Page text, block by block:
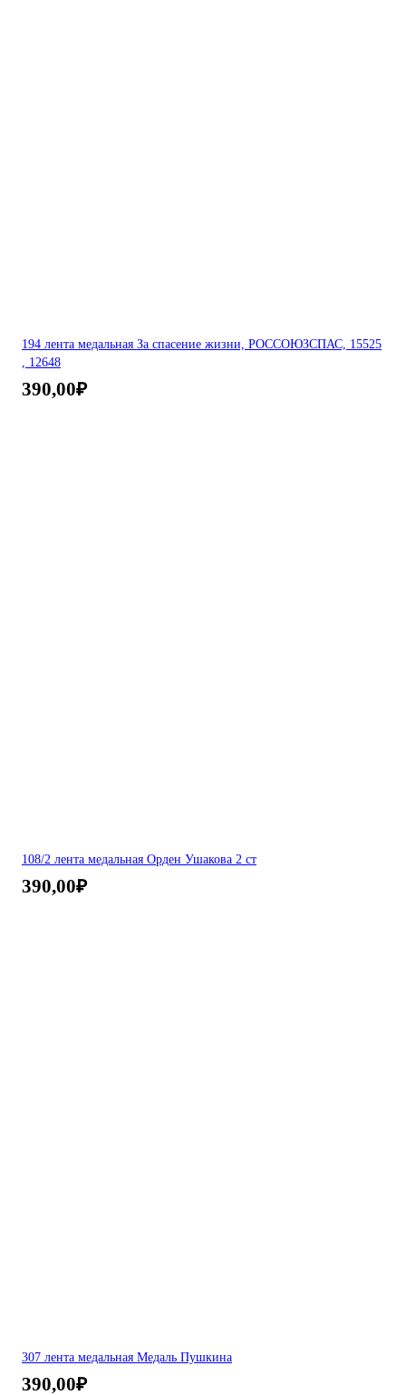
194 лента медальная За спасение жизни, РОССОЮЗСПАС, 15525
, 12648
390,00₽
108/2 лента медальная Орден Ушакова 2 ст
390,00₽
307 лента медальная Медаль Пушкина
390,00₽